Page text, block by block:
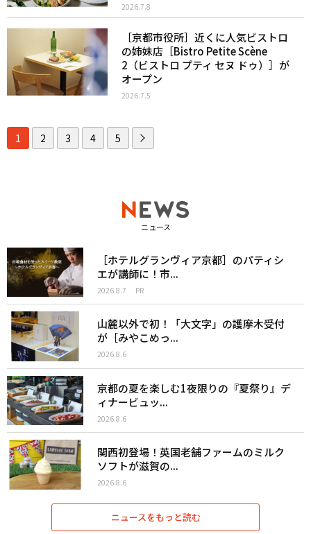
2026.7.8
［京都市役所］近くに人気ビストロ
の姉妹店［Bistro Petite Scène
2（ビストロ プティ セヌ ドゥ）］が
オープン
2026.7.5
1 2 3 4 5
ニュース
［ホテルグランヴィア京都］のパティシ
エが講師に！市...
2026.8.7 PR
山麓以外で初！「大文字」の護摩木受付
が［みやこめっ...
2026.8.6
京都の夏を楽しむ1夜限りの『夏祭り』デ
ィナービュッ...
2026.8.6
関西初登場！英国老舗ファームのミルク
ソフトが滋賀の...
2026.8.6
ニュースをもっと読む